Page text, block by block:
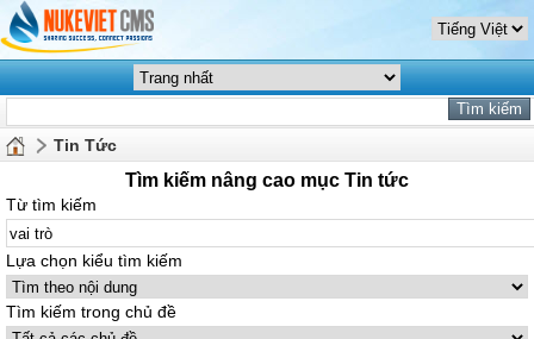
Tin Tức
Tìm kiếm nâng cao mục Tin tức
Từ tìm kiếm
Lựa chọn kiểu tìm kiếm
Tìm kiếm trong chủ đề